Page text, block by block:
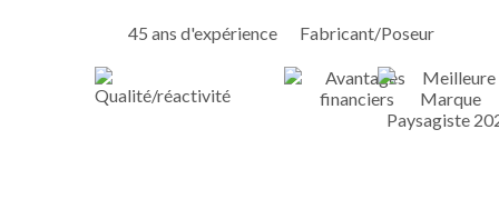
45 ans d'expérience Fabricant/Poseur